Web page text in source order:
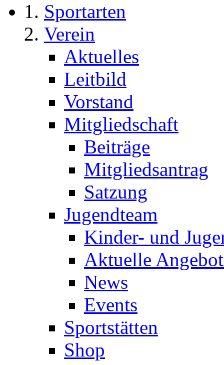
Sportarten
Verein
Aktuelles
Leitbild
Vorstand
Mitgliedschaft
Beiträge
Mitgliedsantrag
Satzung
Jugendteam
Kinder- und
Aktuelle
News
Events
Sportstätten
Shop